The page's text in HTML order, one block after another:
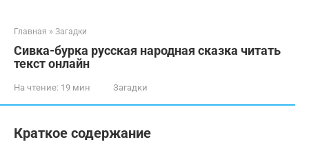
Главная » Загадки
Сивка-бурка русская народная сказка читать
текст онлайн
На чтение: 19 мин Загадки
Краткое содержание